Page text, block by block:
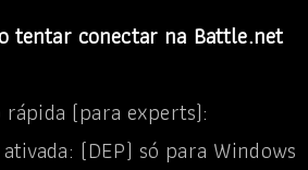
tentar conectar na Battle.net
rápida (para experts):
(DEP) só para Windows